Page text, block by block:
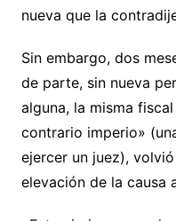
nueva que la
Sin embargo, dos
de parte, sin nueva
alguna, la misma
contrario imperio»
ejercer un juez),
elevación de la causa